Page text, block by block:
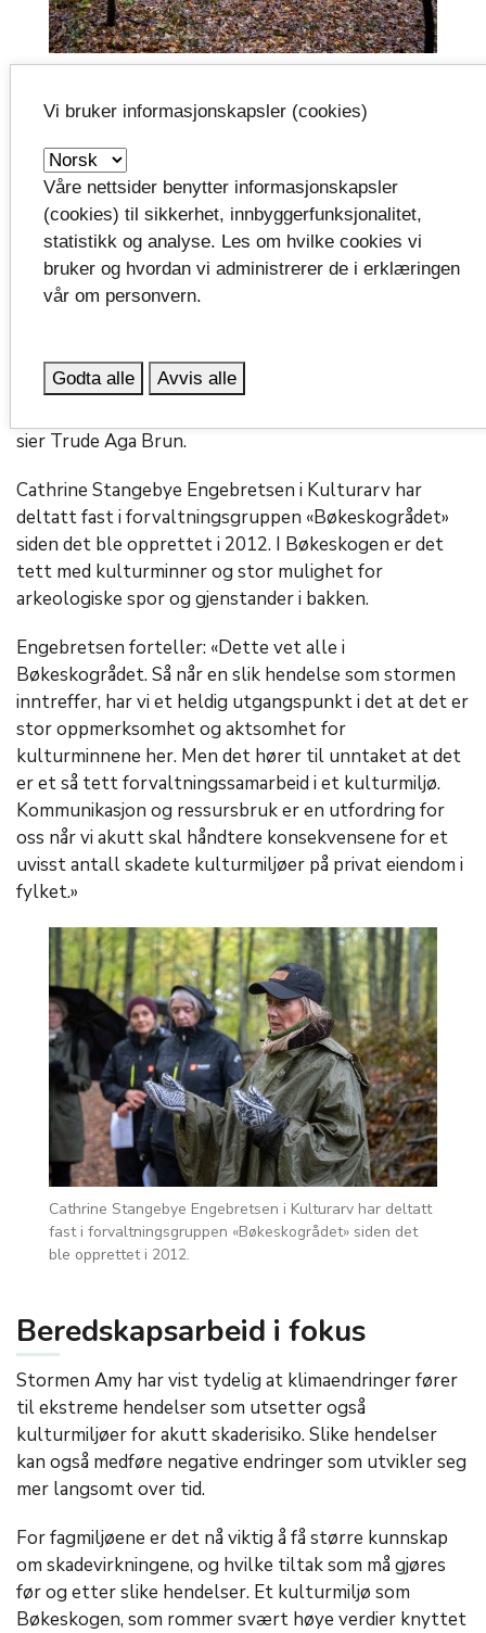
Rotvelter på kulturminner
Trude Aga Brun i Kulturarv har hatt ansvar for
arkeologiske kulturminner i Larvik gjennom mer enn
to tiår. «Jeg har aldri tidligere opplevd så store skader
etter en storm. Dersom rotveltet skjer direkte på en
ut deler av innholdet. Vi har sett stygge rotvelt på
gravhauger andre steder i Larvik. Steiner og jord er
sier Trude Aga Brun.
Cathrine Stangebye Engebretsen i Kulturarv har
deltatt fast i forvaltningsgruppen «Bøkeskogrådet»
siden det ble opprettet i 2012. I Bøkeskogen er det
tett med kulturminner og stor mulighet for
arkeologiske spor og gjenstander i bakken.
Engebretsen forteller: «Dette vet alle i
Bøkeskogrådet. Så når en slik hendelse som stormen
inntreffer, har vi et heldig utgangspunkt i det at det er
stor oppmerksomhet og aktsomhet for
kulturminnene her. Men det hører til unntaket at det
er et så tett forvaltningssamarbeid i et kulturmiljø.
Kommunikasjon og ressursbruk er en utfordring for
oss når vi akutt skal håndtere konsekvensene for et
uvisst antall skadete kulturmiljøer på privat eiendom i
fylket.»
Cathrine Stangebye Engebretsen i Kulturarv har deltatt
fast i forvaltningsgruppen «Bøkeskogrådet» siden det
ble opprettet i 2012.
Beredskapsarbeid i fokus
Stormen Amy har vist tydelig at klimaendringer fører
til ekstreme hendelser som utsetter også
kulturmiljøer for akutt skaderisiko. Slike hendelser
kan også medføre negative endringer som utvikler seg
mer langsomt over tid.
For fagmiljøene er det nå viktig å få større kunnskap
om skadevirkningene, og hvilke tiltak som må gjøres
før og etter slike hendelser. Et kulturmiljø som
Bøkeskogen, som rommer svært høye verdier knyttet
Vi bruker informasjonskapsler (cookies)
Våre nettsider benytter informasjonskapsler
(cookies) til sikkerhet, innbyggerfunksjonalitet,
statistikk og analyse. Les om hvilke cookies vi
bruker og hvordan vi administrerer de i erklæringen
vår om personvern.
Godta alle Avvis alle